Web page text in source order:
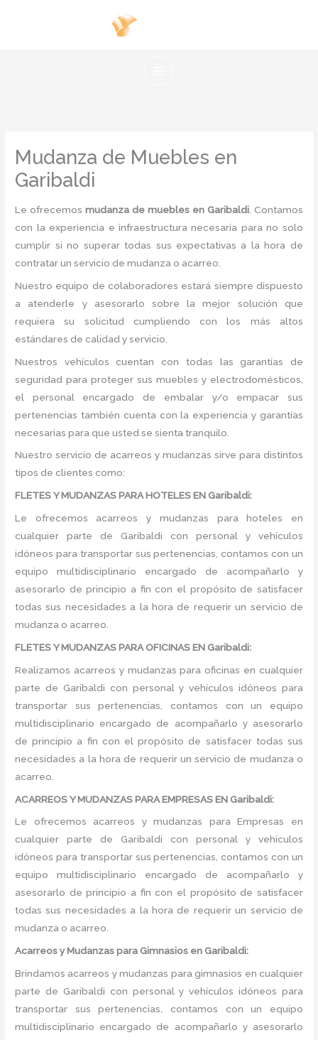
Mudanza de Muebles en
Garibaldi
Le ofrecemos mudanza de muebles en Garibaldi. Contamos
con la experiencia e infraestructura necesaria para no solo
cumplir si no superar todas sus expectativas a la hora de
contratar un servicio de mudanza o acarreo.
Nuestro equipo de colaboradores estará siempre dispuesto
a atenderle y asesorarlo sobre la mejor solución que
requiera su solicitud cumpliendo con los más altos
estándares de calidad y servicio.
Nuestros vehículos cuentan con todas las garantías de
seguridad para proteger sus muebles y electrodomésticos,
el personal encargado de embalar y/o empacar sus
pertenencias también cuenta con la experiencia y garantías
necesarias para que usted se sienta tranquilo.
Nuestro servicio de acarreos y mudanzas sirve para distintos
tipos de clientes como:
FLETES Y MUDANZAS PARA HOTELES EN Garibaldi:
Le ofrecemos acarreos y mudanzas para hoteles en
cualquier parte de Garibaldi con personal y vehículos
idóneos para transportar sus pertenencias, contamos con un
equipo multidisciplinario encargado de acompañarlo y
asesorarlo de principio a fin con el propósito de satisfacer
todas sus necesidades a la hora de requerir un servicio de
mudanza o acarreo.
FLETES Y MUDANZAS PARA OFICINAS EN Garibaldi:
Realizamos acarreos y mudanzas para oficinas en cualquier
parte de Garibaldi con personal y vehículos idóneos para
transportar sus pertenencias, contamos con un equipo
multidisciplinario encargado de acompañarlo y asesorarlo
de principio a fin con el propósito de satisfacer todas sus
necesidades a la hora de requerir un servicio de mudanza o
acarreo.
ACARREOS Y MUDANZAS PARA EMPRESAS EN Garibaldi:
Le ofrecemos acarreos y mudanzas para Empresas en
cualquier parte de Garibaldi con personal y vehículos
idóneos para transportar sus pertenencias, contamos con un
equipo multidisciplinario encargado de acompañarlo y
asesorarlo de principio a fin con el propósito de satisfacer
todas sus necesidades a la hora de requerir un servicio de
mudanza o acarreo.
Acarreos y Mudanzas para Gimnasios en Garibaldi:
Brindamos acarreos y mudanzas para gimnasios en cualquier
parte de Garibaldi con personal y vehículos idóneos para
transportar sus pertenencias, contamos con un equipo
multidisciplinario encargado de acompañarlo y asesorarlo